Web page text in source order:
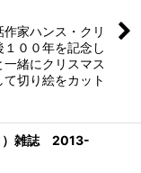
家ハンス・クリ
００年を記念し
緒にクリスマス
切り絵をカット
）雑誌 2013-